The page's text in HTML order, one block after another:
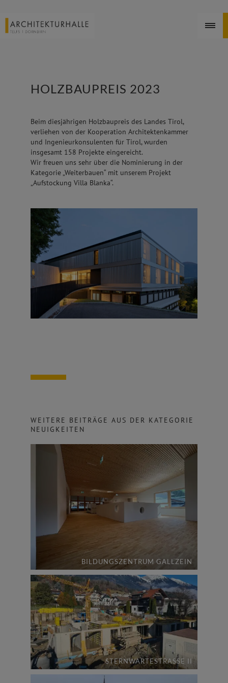
HOLZBAUPREIS 2023
Beim diesjährigen Holzbaupreis des Landes Tirol,
verliehen von der Kooperation Architektenkammer
und Ingenieurkonsulenten für Tirol, wurden
insgesamt 158 Projekte eingereicht.
Wir freuen uns sehr über die Nominierung in der
Kategorie „Weiterbauen“ mit unserem Projekt
„Aufstockung Villa Blanka“.
WEITERE BEITRÄGE AUS DER KATEGORIE
NEUIGKEITEN
BILDUNGSZENTRUM GALLZEIN
STERNWARTESTRASSE II